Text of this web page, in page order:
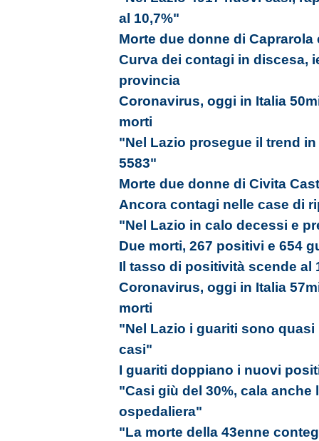
al 10,7%"
Morte due donne di
Curva dei contagi in discesa,
provincia
Coronavirus, oggi in Italia
morti
"Nel Lazio prosegue il trend
5583"
Morte due donne di Civita
Ancora contagi nelle case di
"Nel Lazio in calo decessi e
Due morti, 267 positivi e 654
Il tasso di positività scende al
Coronavirus, oggi in Italia
morti
"Nel Lazio i guariti sono
casi"
I guariti doppiano i nuovi
"Casi giù del 30%, cala
ospedaliera"
"La morte della 43enne